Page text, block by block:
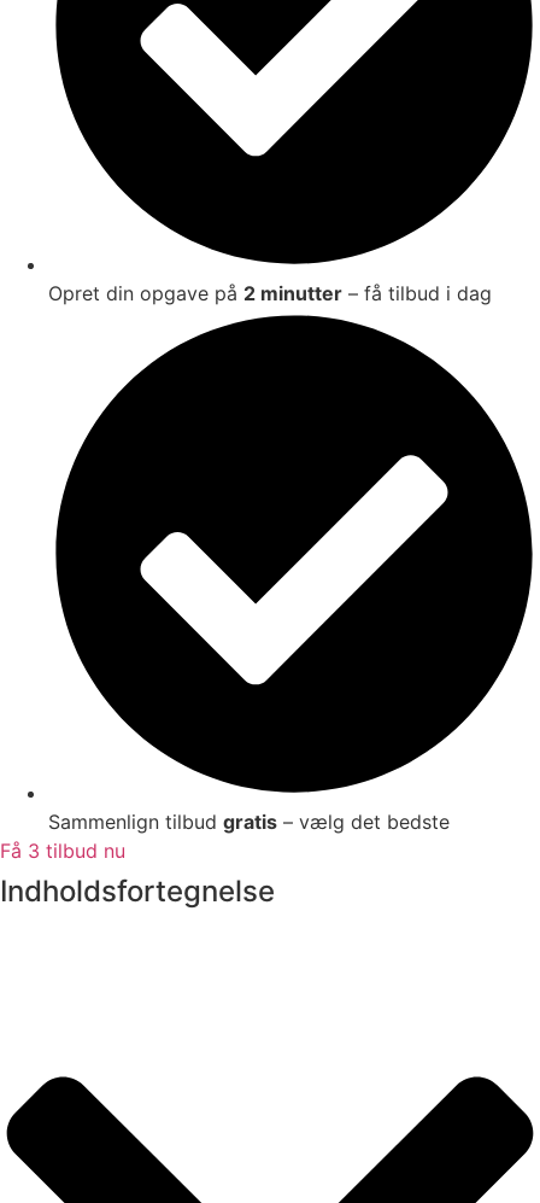
Opret din opgave på 2 minutter – få tilbud i dag
Sammenlign tilbud gratis – vælg det bedste
Få 3 tilbud nu
Indholdsfortegnelse